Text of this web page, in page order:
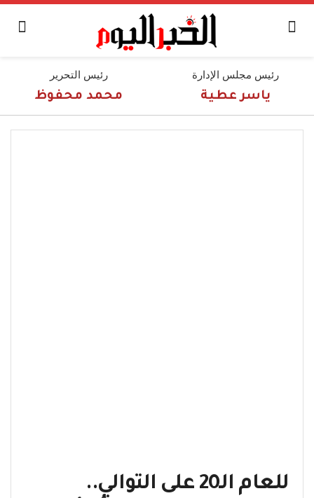
رئيس مجلس الإدارة
ياسر عطية
رئيس التحرير
محمد محفوظ
للعام الـ20 على التوالي..